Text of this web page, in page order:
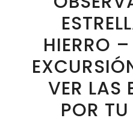
HIERRO
VER LAS
POR